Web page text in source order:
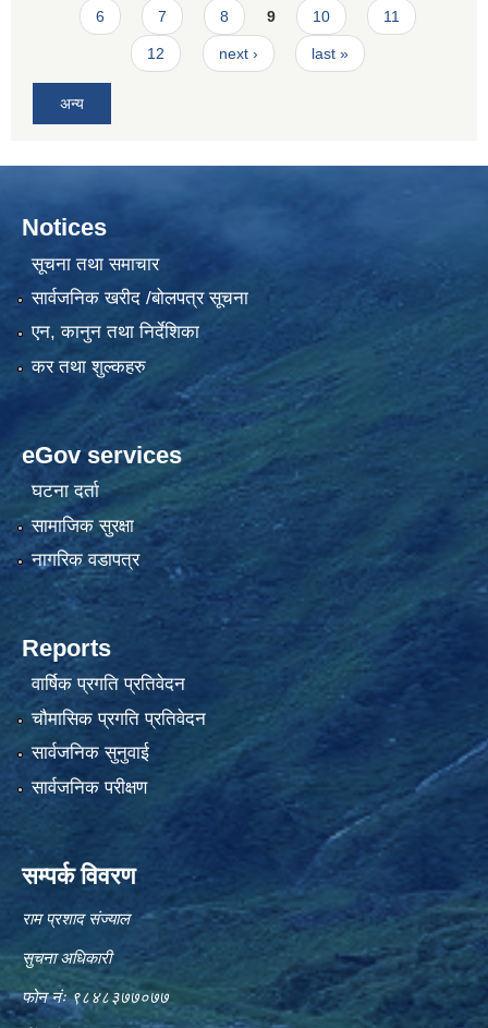
6 7 8 9 10 11
12 next › last »
अन्य
Notices
सूचना तथा समाचार
सार्वजनिक खरीद /बोलपत्र सूचना
एन, कानुन तथा निर्देशिका
कर तथा शुल्कहरु
eGov services
घटना दर्ता
सामाजिक सुरक्षा
नागरिक वडापत्र
Reports
वार्षिक प्रगति प्रतिवेदन
चौमासिक प्रगति प्रतिवेदन
सार्वजनिक सुनुवाई
सार्वजनिक परीक्षण
सम्पर्क विवरण
राम प्रशाद संज्याल
सुचना अधिकारी
फोन नंः ९८४८३७७०७७